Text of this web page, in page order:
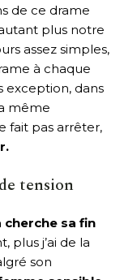
de ce drame
plus notre
assez simples,
à chaque
exception, dans
même
fait pas arrêter,
tension
cherche sa fin
plus j’ai de la
son